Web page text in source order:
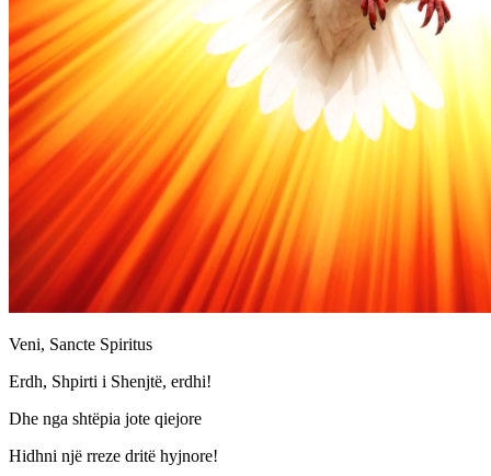
Veni, Sancte Spiritus
Erdh, Shpirti i Shenjtë, erdhi!
Dhe nga shtëpia jote qiejore
Hidhni një rreze dritë hyjnore!